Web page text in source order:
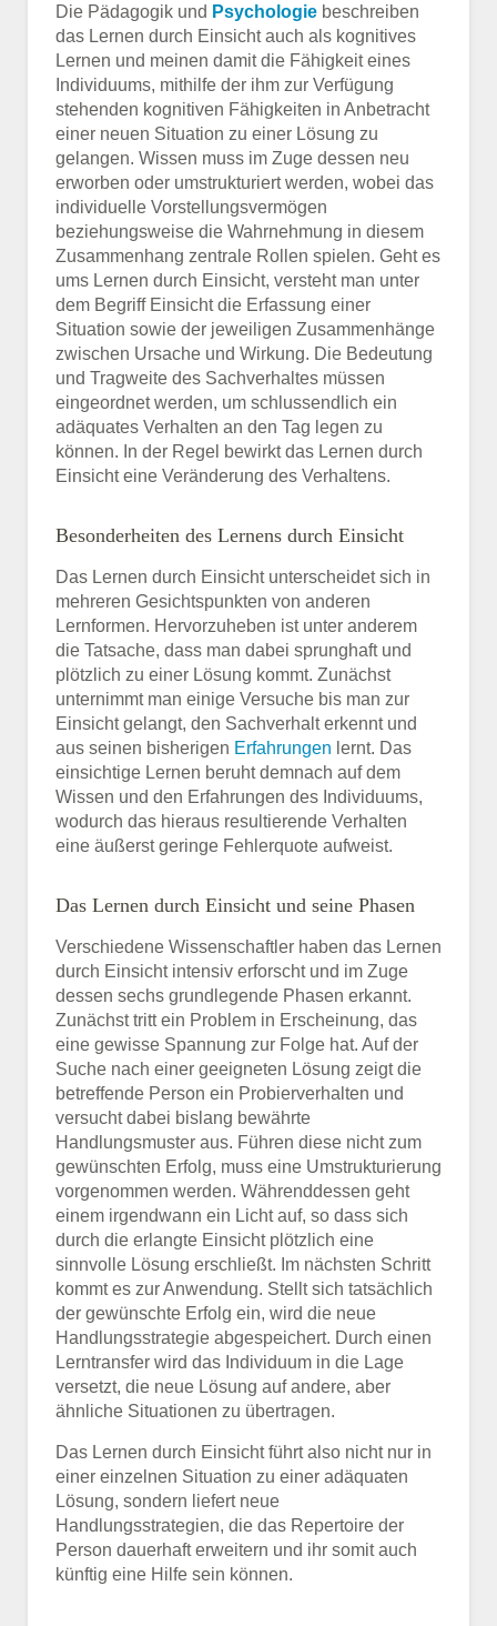
Die Pädagogik und Psychologie beschreiben
das Lernen durch Einsicht auch als kognitives
Lernen und meinen damit die Fähigkeit eines
Individuums, mithilfe der ihm zur Verfügung
stehenden kognitiven Fähigkeiten in Anbetracht
einer neuen Situation zu einer Lösung zu
gelangen. Wissen muss im Zuge dessen neu
erworben oder umstrukturiert werden, wobei das
individuelle Vorstellungsvermögen
beziehungsweise die Wahrnehmung in diesem
Zusammenhang zentrale Rollen spielen. Geht es
ums Lernen durch Einsicht, versteht man unter
dem Begriff Einsicht die Erfassung einer
Situation sowie der jeweiligen Zusammenhänge
zwischen Ursache und Wirkung. Die Bedeutung
und Tragweite des Sachverhaltes müssen
eingeordnet werden, um schlussendlich ein
adäquates Verhalten an den Tag legen zu
können. In der Regel bewirkt das Lernen durch
Einsicht eine Veränderung des Verhaltens.
Besonderheiten des Lernens durch Einsicht
Das Lernen durch Einsicht unterscheidet sich in
mehreren Gesichtspunkten von anderen
Lernformen. Hervorzuheben ist unter anderem
die Tatsache, dass man dabei sprunghaft und
plötzlich zu einer Lösung kommt. Zunächst
unternimmt man einige Versuche bis man zur
Einsicht gelangt, den Sachverhalt erkennt und
aus seinen bisherigen Erfahrungen lernt. Das
einsichtige Lernen beruht demnach auf dem
Wissen und den Erfahrungen des Individuums,
wodurch das hieraus resultierende Verhalten
eine äußerst geringe Fehlerquote aufweist.
Das Lernen durch Einsicht und seine Phasen
Verschiedene Wissenschaftler haben das Lernen
durch Einsicht intensiv erforscht und im Zuge
dessen sechs grundlegende Phasen erkannt.
Zunächst tritt ein Problem in Erscheinung, das
eine gewisse Spannung zur Folge hat. Auf der
Suche nach einer geeigneten Lösung zeigt die
betreffende Person ein Probierverhalten und
versucht dabei bislang bewährte
Handlungsmuster aus. Führen diese nicht zum
gewünschten Erfolg, muss eine Umstrukturierung
vorgenommen werden. Währenddessen geht
einem irgendwann ein Licht auf, so dass sich
durch die erlangte Einsicht plötzlich eine
sinnvolle Lösung erschließt. Im nächsten Schritt
kommt es zur Anwendung. Stellt sich tatsächlich
der gewünschte Erfolg ein, wird die neue
Handlungsstrategie abgespeichert. Durch einen
Lerntransfer wird das Individuum in die Lage
versetzt, die neue Lösung auf andere, aber
ähnliche Situationen zu übertragen.
Das Lernen durch Einsicht führt also nicht nur in
einer einzelnen Situation zu einer adäquaten
Lösung, sondern liefert neue
Handlungsstrategien, die das Repertoire der
Person dauerhaft erweitern und ihr somit auch
künftig eine Hilfe sein können.